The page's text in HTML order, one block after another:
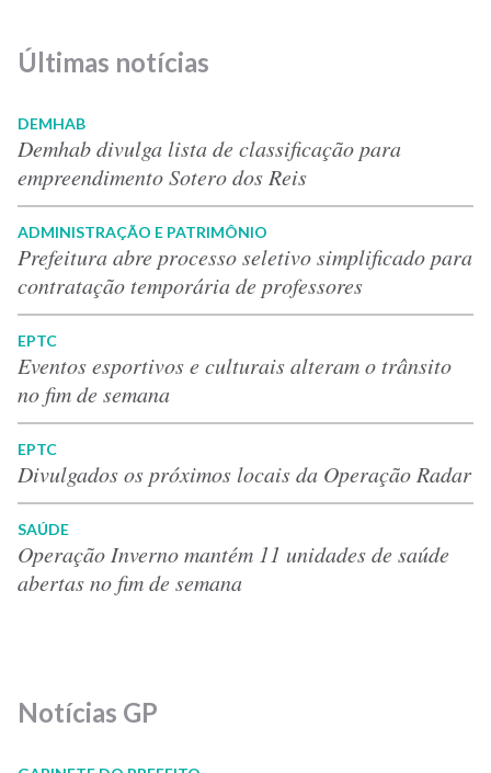
Últimas notícias
DEMHAB
Demhab divulga lista de classificação para
empreendimento Sotero dos Reis
ADMINISTRAÇÃO E PATRIMÔNIO
Prefeitura abre processo seletivo simplificado para
contratação temporária de professores
EPTC
Eventos esportivos e culturais alteram o trânsito
no fim de semana
EPTC
Divulgados os próximos locais da Operação Radar
SAÚDE
Operação Inverno mantém 11 unidades de saúde
abertas no fim de semana
Notícias GP